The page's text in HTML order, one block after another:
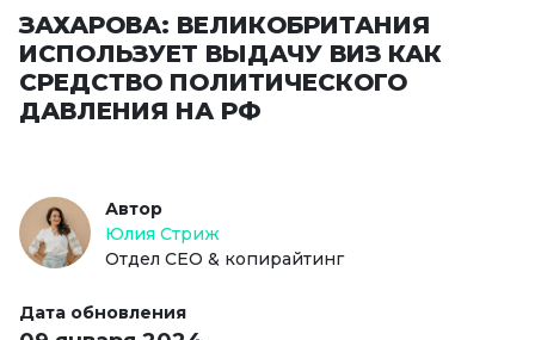
ЗАХАРОВА: ВЕЛИКОБРИТАНИЯ
ИСПОЛЬЗУЕТ ВЫДАЧУ ВИЗ КАК
СРЕДСТВО ПОЛИТИЧЕСКОГО
ДАВЛЕНИЯ НА РФ
Автор
Юлия Стриж
Отдел СЕО & копирайтинг
Дата обновления